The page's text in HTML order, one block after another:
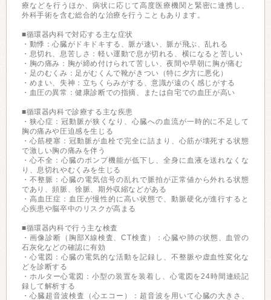
療などを行うほか、病状に応じて高度医療機関と緊密に連携し、
外科手術を含む総合的な治療を行うこともあります。
■循環器内科で対応する主な症状
・動悸：心臓がドキドキする、脈が速い、脈が飛ぶ、乱れる
・息切れ、息苦しさ：軽い運動で息が切れる、横になると苦しい
・胸の痛み：胸が締め付けられて苦しい、夜間や早朝に胸が痛む
・足のむくみ：足がむくんで靴がきつい（特に夕方に悪化）
・めまい、失神：立ちくらみがする、意識が遠のく感じがする
・血圧の異常：健康診断での指摘、または自宅での血圧が高い
■循環器内科で診療する主な疾患
・狭心症：冠動脈が狭くなり、心臓への血流が一時的に不足して
胸の痛みや圧迫感を生じる
・心筋梗塞：冠動脈が血栓で完全に詰まり、心筋が壊死する状態
で激しい胸の痛みを伴う
・心不全：心臓のポンプ機能が低下し、全身に血液を送れなくな
り、息切れやむくみを生じる
・不整脈：心臓の電気信号の乱れで脈拍が正常値から外れる状態
であり、頻脈、徐脈、期外収縮などがある
・高血圧症：血圧が慢性的に高い状態で、動脈硬化が進行すると
心疾患や脳卒中のリスクが高まる
■循環器内科で行う主な検査
・画像診断（胸部X線検査、CT検査）：心臓や肺の状態、血管の
石灰化などの確認に有効
・心電図：心臓の電気的な活動を記録し、不整脈や虚血性変化な
どを診断する
・ホルター心電図：小型の装置を装着し、心電図を24時間連続記
録して解析する
・心臓超音波検査（心エコー）：超音波を用いて心臓の大きさ、